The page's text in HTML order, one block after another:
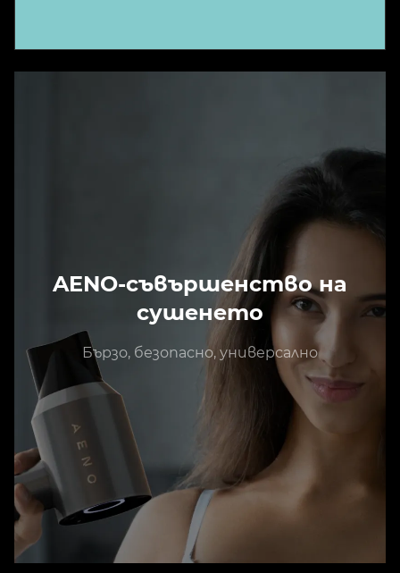
AENO-съвършенство на
сушенето
Бързо, безопасно, универсално